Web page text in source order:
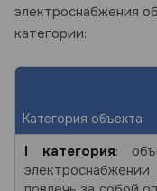
электроснабжения
категории:
Категория объекта
I категория: